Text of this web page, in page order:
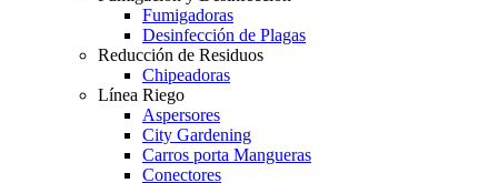
Fumigadoras
Desinfección de Plagas
Reducción de Residuos
Chipeadoras
Línea Riego
Aspersores
City Gardening
Carros porta Mangueras
Conectores